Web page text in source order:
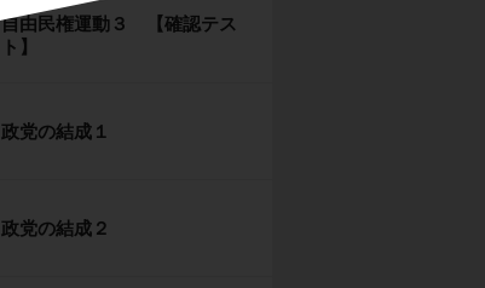
自由民権運動３ 【確認テス
ト】
政党の結成１
政党の結成２